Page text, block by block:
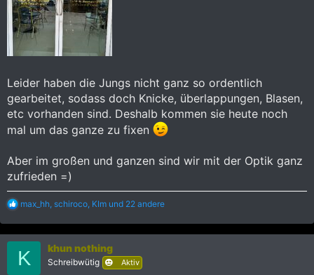
Leider haben die Jungs nicht ganz so ordentlich
gearbeitet, sodass doch Knicke, überlappungen, Blasen,
etc vorhanden sind. Deshalb kommen sie heute noch
mal um das ganze zu fixen
Aber im großen und ganzen sind wir mit der Optik ganz
zufrieden =)
R
a
k
i
max_hh, schiroco, KIm und 22 andere
K khun nothing
Schreibwütig Aktiv